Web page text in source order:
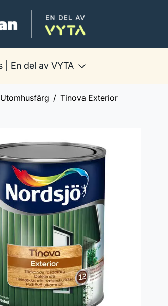
Måleriman Borås | En del av VYTA
Utomhusfärg Tinova Exterior